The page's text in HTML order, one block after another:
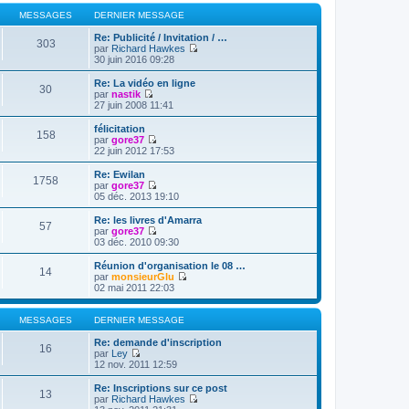
a
g
e
r
m
e
s
s
a
g
e
MESSAGES DERNIER MESSAGE
303
Re: Publicité / Invitation / …
par Richard Hawkes
o
e
s
g
e
30 juin 2016 09:28
30
Re: La vidéo en ligne
par nastik
V
o
r
l
e
e
r
n
e
r
m
e
s
s
a
g
e
27 juin 2008 11:41
158
félicitation
par gore37
V
o
l
e
d
e
r
n
e
r
m
e
s
a
g
22 juin 2012 17:53
1758
Re: Ewilan
par gore37
V
o
r
l
e
e
r
n
i
e
r
m
e
s
s
a
g
e
05 déc. 2013 19:10
57
Re: les livres d'Amarra
par gore37
V
o
i
r
l
e
d
e
n
e
r
e
s
03 déc. 2010 09:30
14
Réunion d'organisation le 08 …
par monsieurGlu
o
i
l
e
r
n
i
e
02 mai 2011 22:03
MESSAGES DERNIER MESSAGE
16
Re: demande d'inscription
par Ley
V
o
i
r
l
12 nov. 2011 12:59
13
Re: Inscriptions sur ce post
par Richard Hawkes